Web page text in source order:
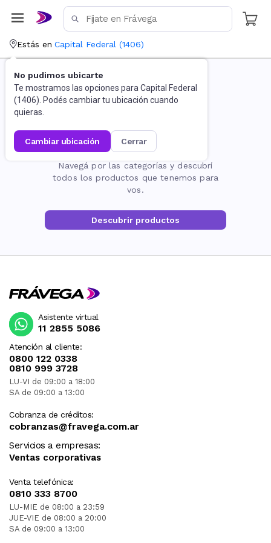
Estás en Capital Federal (1406)
No pudimos ubicarte
Te mostramos las opciones para Capital Federal
(1406). Podés cambiar tu ubicación cuando
quieras.
cambiar ubicación cerrar
La página no existe
Navegá por las categorías y descubrí
todos los productos que tenemos para
vos.
Descubrir productos
Atención al cliente:
0800 122 0338
0810 999 3728
LU-VI de 09:00 a 18:00
SA de 09:00 a 13:00
Cobranza de créditos:
cobranzas@fravega.com.ar
Servicios a empresas:
Ventas corporativas
Venta telefónica:
0810 333 8700
LU-MIE de 08:00 a 23:59
JUE-VIE de 08:00 a 20:00
SA de 09:00 a 13:00
Asistente virtual
11 2855 5086